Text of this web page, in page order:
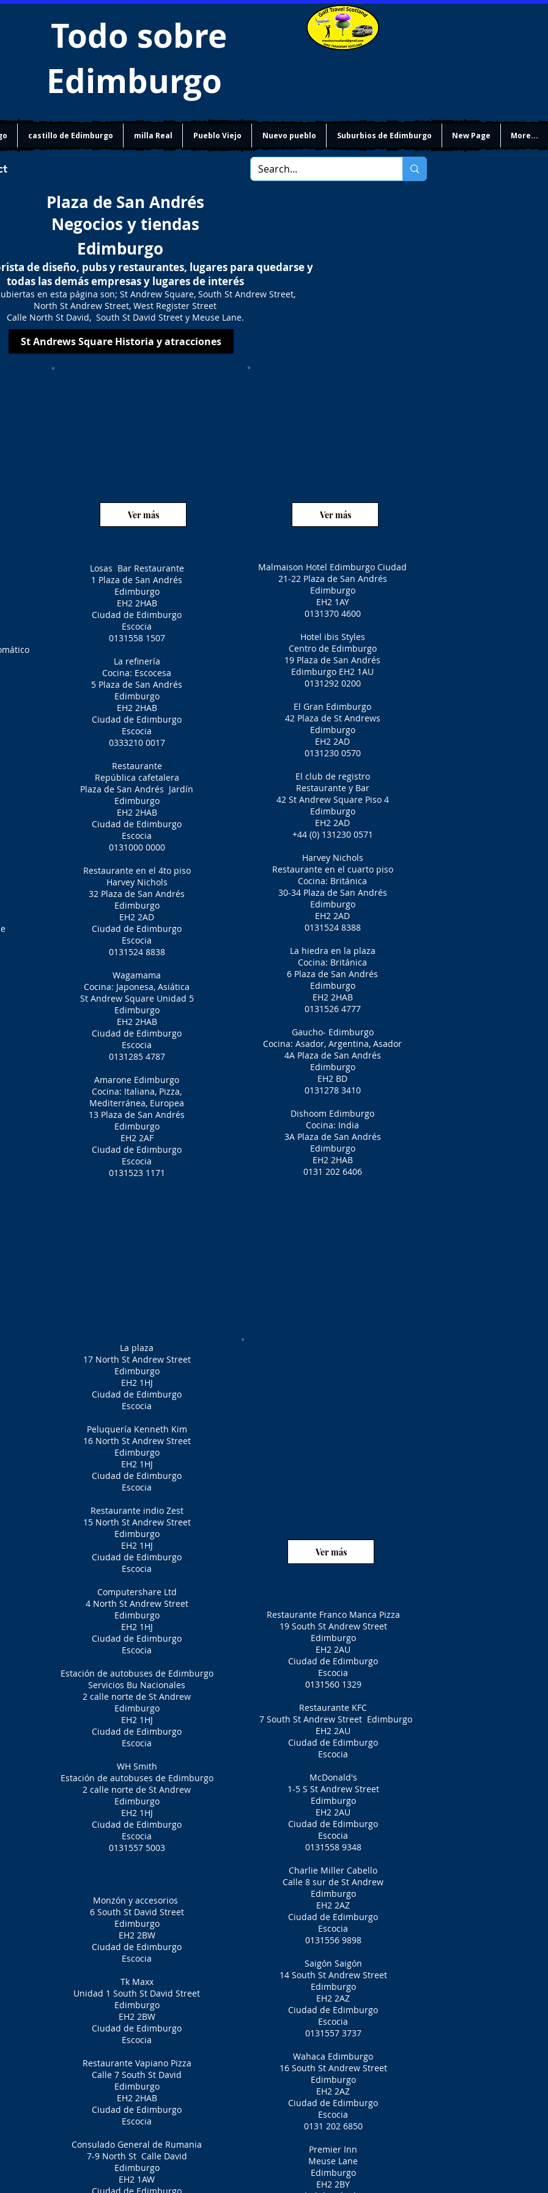
Todo sobre
Edimburgo
castillo de Edimburgo milla Real Pueblo Viejo Nuevo pueblo Suburbios de Edimburgo New Page More...
Plaza de San Andrés
Negocios y tiendas
Edimburgo
de diseño, pubs y restaurantes, lugares para quedarse y
todas las demás empresas y lugares de interés
en esta página son; St Andrew Square, South St Andrew Street,
North St Andrew Street, West Register Street
Calle North St David, South St David Street y Meuse Lane.
St Andrews Square Historia y atracciones
Ver más Ver más
Losas Bar Restaurante
1 Plaza de San Andrés
Edimburgo
EH2 2HAB
Ciudad de Edimburgo
Escocia
0131558 1507
La refinería
Cocina: Escocesa
5 Plaza de San Andrés
Edimburgo
EH2 2HAB
Ciudad de Edimburgo
Escocia
0333210 0017
Restaurante
República cafetalera
Plaza de San Andrés Jardín
Edimburgo
EH2 2HAB
Ciudad de Edimburgo
Escocia
0131000 0000
Restaurante en el 4to piso
Harvey Nichols
32 Plaza de San Andrés
Edimburgo
EH2 2AD
Ciudad de Edimburgo
Escocia
0131524 8838
Wagamama
Cocina: Japonesa, Asiática
St Andrew Square Unidad 5
Edimburgo
EH2 2HAB
Ciudad de Edimburgo
Escocia
0131285 4787
Amarone Edimburgo
Cocina: Italiana, Pizza,
Mediterránea, Europea
13 Plaza de San Andrés
Edimburgo
EH2 2AF
Ciudad de Edimburgo
Escocia
0131523 1171
Malmaison Hotel Edimburgo Ciudad
21-22 Plaza de San Andrés
Edimburgo
EH2 1AY
0131370 4600
Hotel ibis Styles
Centro de Edimburgo
19 Plaza de San Andrés
Edimburgo EH2 1AU
0131292 0200
El Gran Edimburgo
42 Plaza de St Andrews
Edimburgo
EH2 2AD
0131230 0570
El club de registro
Restaurante y Bar
42 St Andrew Square Piso 4
Edimburgo
EH2 2AD
+44 (0) 131230 0571
Harvey Nichols
Restaurante en el cuarto piso
Cocina: Británica
30-34 Plaza de San Andrés
Edimburgo
EH2 2AD
0131524 8388
La hiedra en la plaza
Cocina: Británica
6 Plaza de San Andrés
Edimburgo
EH2 2HAB
0131526 4777
Gaucho- Edimburgo
Cocina: Asador, Argentina, Asador
4A Plaza de San Andrés
Edimburgo
EH2 BD
0131278 3410
Dishoom Edimburgo
Cocina: India
3A Plaza de San Andrés
Edimburgo
EH2 2HAB
0131 202 6406
La plaza
17 North St Andrew Street
Edimburgo
EH2 1HJ
Ciudad de Edimburgo
Escocia
Peluquería Kenneth Kim
16 North St Andrew Street
Edimburgo
EH2 1HJ
Ciudad de Edimburgo
Escocia
Restaurante indio Zest
15 North St Andrew Street
Edimburgo
EH2 1HJ
Ciudad de Edimburgo
Escocia
Computershare Ltd
4 North St Andrew Street
Edimburgo
EH2 1HJ
Ciudad de Edimburgo
Escocia
Estación de autobuses de Edimburgo
Servicios Bu Nacionales
2 calle norte de St Andrew
Edimburgo
EH2 1HJ
Ciudad de Edimburgo
Escocia
WH Smith
Estación de autobuses de Edimburgo
2 calle norte de St Andrew
Edimburgo
EH2 1HJ
Ciudad de Edimburgo
Escocia
0131557 5003
Monzón y accesorios
6 South St David Street
Edimburgo
EH2 2BW
Ciudad de Edimburgo
Escocia
Tk Maxx
Unidad 1 South St David Street
Edimburgo
EH2 2BW
Ciudad de Edimburgo
Escocia
Restaurante Vapiano Pizza
Calle 7 South St David
Edimburgo
EH2 2HAB
Ciudad de Edimburgo
Escocia
Consulado General de Rumania
7-9 North St Calle David
Edimburgo
EH2 1AW
Ver más
Restaurante Franco Manca Pizza
19 South St Andrew Street
Edimburgo
EH2 2AU
Ciudad de Edimburgo
Escocia
0131560 1329
Restaurante KFC
7 South St Andrew Street Edimburgo
EH2 2AU
Ciudad de Edimburgo
Escocia
McDonald's
1-5 S St Andrew Street
Edimburgo
EH2 2AU
Ciudad de Edimburgo
Escocia
0131558 9348
Charlie Miller Cabello
Calle 8 sur de St Andrew
Edimburgo
EH2 2AZ
Ciudad de Edimburgo
Escocia
0131556 9898
Saigón Saigón
14 South St Andrew Street
Edimburgo
EH2 2AZ
Ciudad de Edimburgo
Escocia
0131557 3737
Wahaca Edimburgo
16 South St Andrew Street
Edimburgo
EH2 2AZ
Ciudad de Edimburgo
Escocia
0131 202 6850
Premier Inn
Meuse Lane
Edimburgo
EH2 2BY